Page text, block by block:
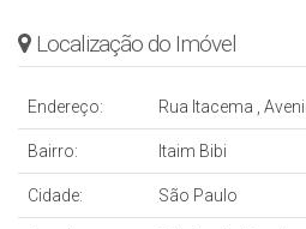
Localização do Imóvel
Endereço: Rua Itacema ,
Bairro: Itaim Bibi
Cidade: São Paulo